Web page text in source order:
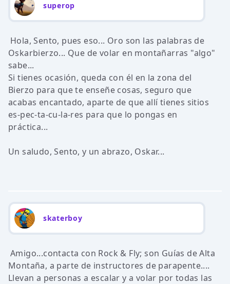
superop
Hola, Sento, pues eso... Oro son las palabras de
Oskarbierzo... Que de volar en montañarras "algo"
sabe...
Si tienes ocasión, queda con él en la zona del
Bierzo para que te enseñe cosas, seguro que
acabas encantado, aparte de que allí tienes sitios
es-pec-ta-cu-la-res para que lo pongas en
práctica...
Un saludo, Sento, y un abrazo, Oskar...
skaterboy
Amigo...contacta con Rock & Fly; son Guías de Alta
Montaña, a parte de instructores de parapente....
Llevan a personas a escalar y a volar por todas las